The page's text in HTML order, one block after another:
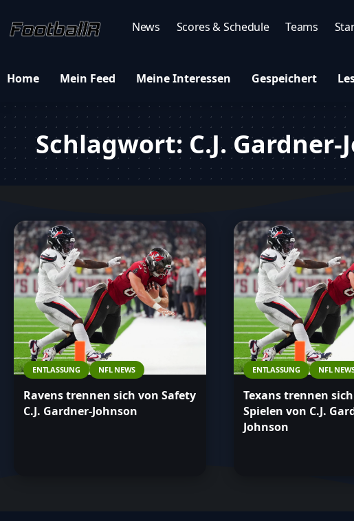
News Scores & Schedule Teams
Home Mein Feed Meine Interessen Gespeichert
Schlagwort: C.J. Gardner-
ENTLASSUNG NFL NEWS
Ravens trennen sich von Safety
C.J. Gardner-Johnson
ENTLASSUNG NFL
Texans trennen
Spielen von C.J.
Johnson